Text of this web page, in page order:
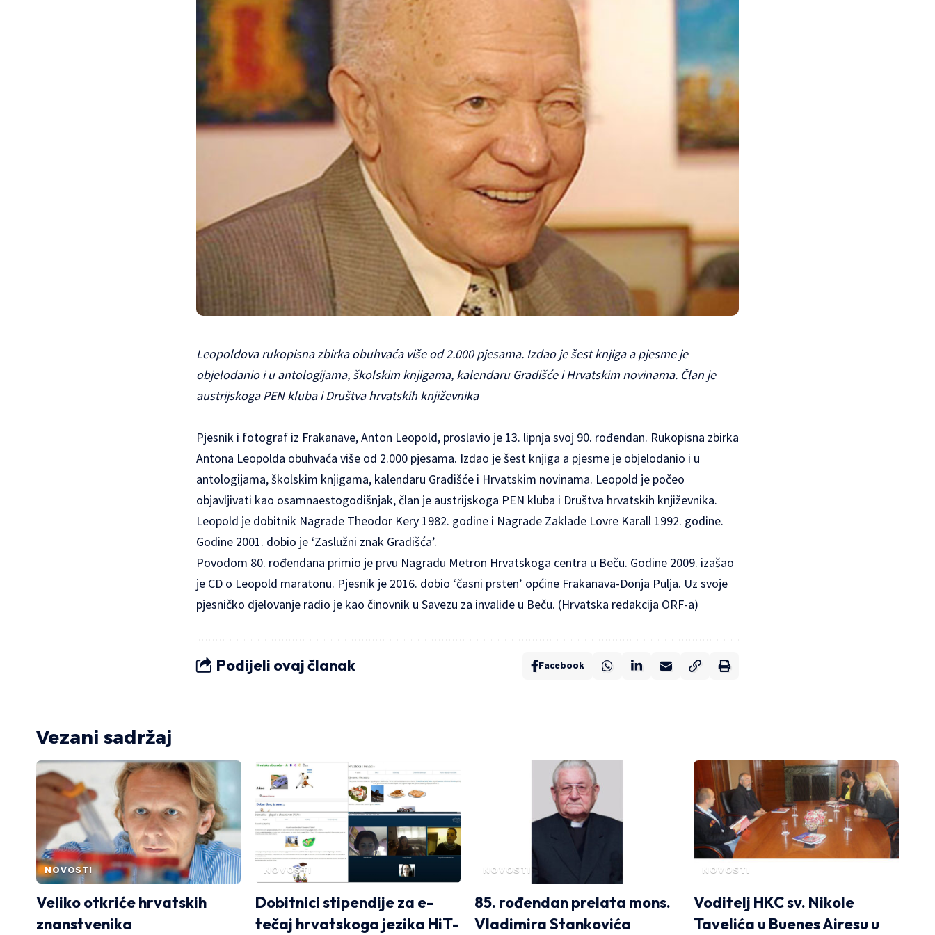
Leopoldova rukopisna zbirka obuhvaća više od 2.000 pjesama. Izdao je šest knjiga a pjesme je
objelodanio i u antologijama, školskim knjigama, kalendaru Gradišće i Hrvatskim novinama. Član je
austrijskoga PEN kluba i Društva hrvatskih književnika
Pjesnik i fotograf iz Frakanave, Anton Leopold, proslavio je 13. lipnja svoj 90. rođendan. Rukopisna zbirka
Antona Leopolda obuhvaća više od 2.000 pjesama. Izdao je šest knjiga a pjesme je objelodanio i u
antologijama, školskim knjigama, kalendaru Gradišće i Hrvatskim novinama. Leopold je počeo
objavljivati kao osamnaestogodišnjak, član je austrijskoga PEN kluba i Društva hrvatskih književnika.
Leopold je dobitnik Nagrade Theodor Kery 1982. godine i Nagrade Zaklade Lovre Karall 1992. godine.
Godine 2001. dobio je ‘Zaslužni znak Gradišća’.
Povodom 80. rođendana primio je prvu Nagradu Metron Hrvatskoga centra u Beču. Godine 2009. izašao
je CD o Leopold maratonu. Pjesnik je 2016. dobio ‘časni prsten’ općine Frakanava-Donja Pulja. Uz svoje
pjesničko djelovanje radio je kao činovnik u Savezu za invalide u Beču. (Hrvatska redakcija ORF-a)
Podijeli ovaj članak Facebook
Vezani sadržaj
NOVOSTI
Veliko otkriće hrvatskih
znanstvenika
NOVOSTI
Dobitnici stipendije za e-
tečaj hrvatskoga jezika HiT-
NOVOSTI
85. rođendan prelata mons.
Vladimira Stankovića
NOVOSTI
Voditelj HKC sv. Nikole
Tavelića u Buenes Airesu u